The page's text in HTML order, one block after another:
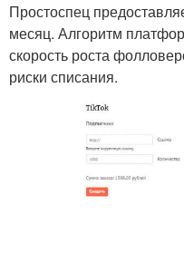
Простоспец
месяц. Алгоритм
скорость роста
риски списания.